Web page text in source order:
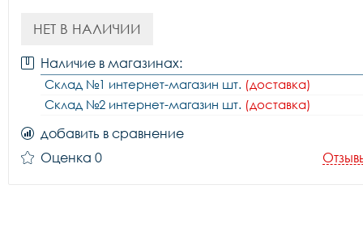
НЕТ В НАЛИЧИИ
Наличие в магазинах:
Склад №1 интернет-магазин шт. (доставка)
Склад №2 интернет-магазин шт. (доставка)
добавить в сравнение
Оценка 0